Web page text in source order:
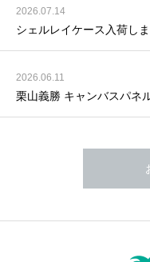
2026.07.14
シェルレイケース入荷しま
2026.06.11
栗山義勝 キャンバスパネ